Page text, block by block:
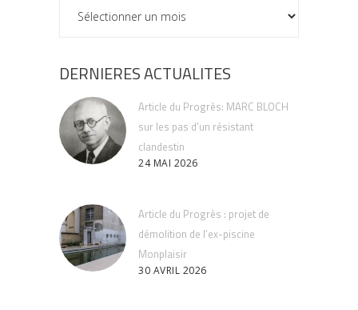
ARCHIVES
DERNIERES ACTUALITES
Article du Progrès: MARC BLOCH
sur les pas d’un résistant
clandestin
24 MAI 2026
Article du Progrès : projet de
démolition de l’ex-piscine
Monplaisir
30 AVRIL 2026